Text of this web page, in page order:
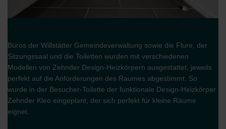
Büros der Willstätter Gemeindeverwaltung sowie die Flure, der
Sitzungssaal und die Toiletten wurden mit verschiedenen
Modellen von Zehnder Design-Heizkörpern ausgestattet, jeweils
perfekt auf die Anforderungen des Raumes abgestimmt. So
wurde in der Besucher-Toilette der funktionale Design-Heizkörper
Zehnder Kleo eingeplant, der sich perfekt für kleine Räume
eignet.